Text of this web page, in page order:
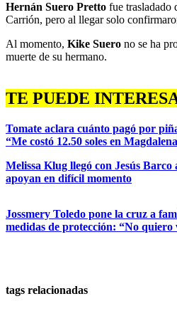
Hernán Suero Pretto fue trasladado
Carrión, pero al llegar solo
Al momento, Kike Suero no se ha
muerte de su hermano.
TE PUEDE
Tomate aclara cuánto pagó por
“Me costó 12.50 soles en
Melissa Klug llegó con Jesús Barco
apoyan en difícil momento
Jossmery Toledo pone la cruz a
medidas de protección: “No quiero
tags relacionadas